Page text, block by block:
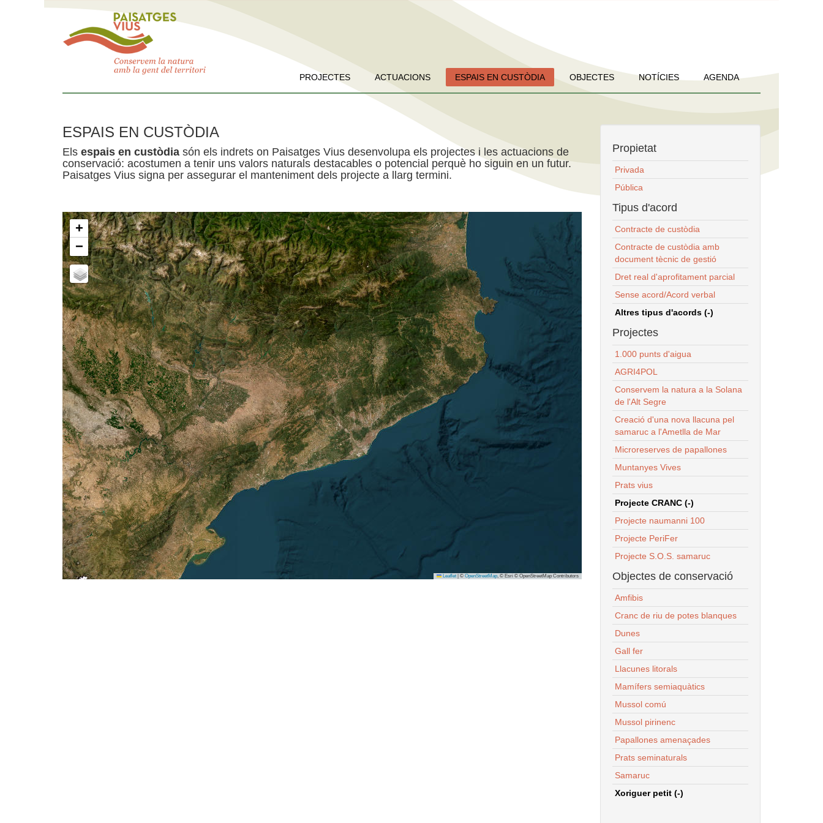
PROJECTES ACTUACIONS ESPAIS EN CUSTÒDIA OBJECTES NOTÍCIES AGENDA
ESPAIS EN CUSTÒDIA
Els espais en custòdia són els indrets on Paisatges Vius desenvolupa els projectes i les actuacions de
conservació: acostumen a tenir uns valors naturals destacables o potencial perquè ho siguin en un futur.
Paisatges Vius signa per assegurar el manteniment dels projecte a llarg termini.
+
−
Leaflet © OpenStreetMap, © Esri © OpenStreetMap Contributors
Propietat
Privada
Pública
Tipus d'acord
Contracte de custòdia
Contracte de custòdia amb
document tècnic de gestió
Dret real d'aprofitament parcial
Sense acord/Acord verbal
Altres tipus d'acords (-)
Projectes
1.000 punts d'aigua
AGRI4POL
Conservem la natura a la Solana
de l'Alt Segre
Creació d'una nova llacuna pel
samaruc a l'Ametlla de Mar
Microreserves de papallones
Muntanyes Vives
Prats vius
Projecte CRANC (-)
Projecte naumanni 100
Projecte PeriFer
Projecte S.O.S. samaruc
Objectes de conservació
Amfibis
Cranc de riu de potes blanques
Dunes
Gall fer
Llacunes litorals
Mamífers semiaquàtics
Mussol comú
Mussol pirinenc
Papallones amenaçades
Prats seminaturals
Samaruc
Xoriguer petit (-)